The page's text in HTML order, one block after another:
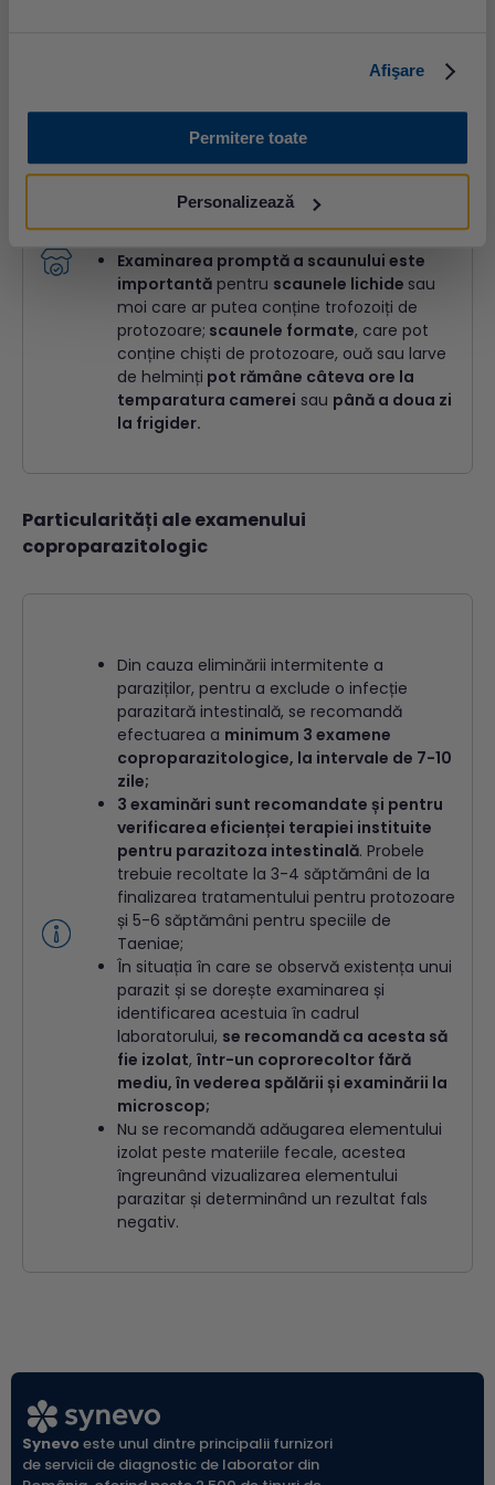
Afişare
Permitere toate
Personalizează
Se recomandă ca proba să fie adusă în centrul
cât mai aproape de momentul
Dacă acest lucru nu este posibil,
va păstra la frigider (2-8°C) pentru
maximum24 de ore.
Examinarea promptă a scaunului este
importantă pentru scaunele lichide sau
moi care ar putea conține trofozoiți de
protozoare; scaunele formate, care pot
conține chiști de protozoare, ouă sau larve
de helminți pot rămâne câteva ore la
temparatura camerei sau până a doua zi
la frigider.
Particularități ale examenului
coproparazitologic
Din cauza eliminării intermitente a
paraziților, pentru a exclude o infecție
parazitară intestinală, se recomandă
efectuarea a minimum 3 examene
coproparazitologice, la intervale de 7-10
zile;
3 examinări sunt recomandate și pentru
verificarea eficienței terapiei instituite
pentru parazitoza intestinală. Probele
trebuie recoltate la 3-4 săptămâni de la
finalizarea tratamentului pentru protozoare
și 5-6 săptămâni pentru speciile de
Taeniae;
În situația în care se observă existența unui
parazit și se dorește examinarea și
identificarea acestuia în cadrul
laboratorului, se recomandă ca acesta să
fie izolat, într-un coprorecoltor fără
mediu, în vederea spălării și examinării la
microscop;
Nu se recomandă adăugarea elementului
izolat peste materiile fecale, acestea
îngreunând vizualizarea elementului
parazitar și determinând un rezultat fals
negativ.
Synevoeste unul dintre principalii furnizori
de servicii de diagnostic de laborator din